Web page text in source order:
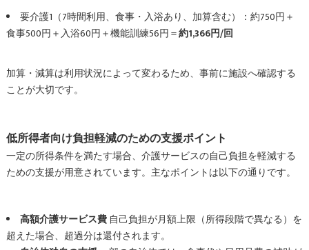
要介護1（7時間利用、食事・入浴あり、加算含む）：約750円＋
食事500円＋入浴60円＋機能訓練56円＝約1,366円/回
加算・減算は利用状況によって変わるため、事前に施設へ確認する
ことが大切です。
低所得者向け負担軽減のための支援ポイント
一定の所得条件を満たす場合、介護サービスの自己負担を軽減する
ための支援が用意されています。主なポイントは以下の通りです。
高額介護サービス費自己負担が月額上限（所得段階で異なる）を
超えた場合、超過分は還付されます。